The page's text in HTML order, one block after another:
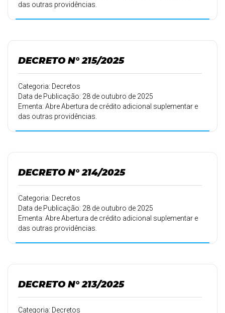
das outras providências.
DECRETO N° 215/2025
Categoria: Decretos
Data de Publicação: 28 de outubro de 2025
Ementa: Abre Abertura de crédito adicional suplementar e
das outras providências.
DECRETO N° 214/2025
Categoria: Decretos
Data de Publicação: 28 de outubro de 2025
Ementa: Abre Abertura de crédito adicional suplementar e
das outras providências.
DECRETO N° 213/2025
Categoria: Decretos